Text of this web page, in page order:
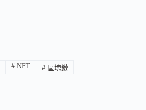
# NFT # 區塊鏈